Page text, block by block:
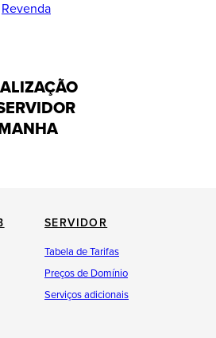
Revenda
SERVIDOR
Tabela de Tarifas
Preços de Domínio
Serviços adicionais